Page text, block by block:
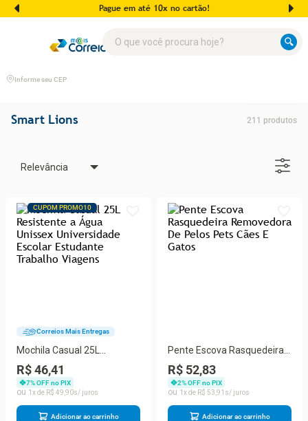
Pague em até 10x no cartão!
Informe seu CEP
Smart Lions 211 produtos
Relevância
CUPOM PROMO10
Correios Mais Entregas
Mochila Casual 25L
Resistente a Água Unissex
Universidade Escolar
Estudante Trabalho Viagens
R$ 46,41
7% OFF no PIX
1
R$ 49 90
Adicionar ao carrinho
Pente Escova Rasquedeira
Removedora De Pelos Pets
Cães E Gatos
R$ 52,83
2% OFF no PIX
1
R$ 53 91
Adicionar ao carrinho